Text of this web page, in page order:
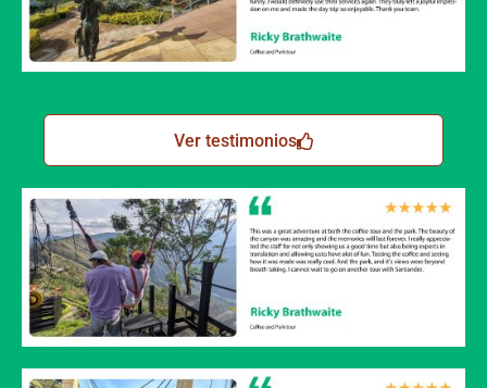
Ver testimonios